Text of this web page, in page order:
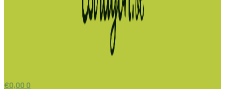
€0,00 0